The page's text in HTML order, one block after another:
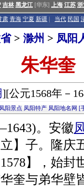
吉林 黑龙江 [华东] 上海 江苏
肃 青海 宁夏 新疆 当代 民国
> 滁州 > 凤阳
朱华奎
][公元1568年－
凤阳景点 凤阳特产 凤阳地名网 [
。安徽
立】子。隆庆
】，始封
奎与弟华壁